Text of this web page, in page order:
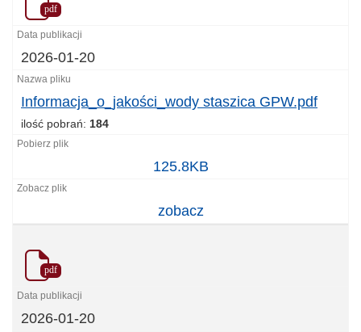
pdf
2026-01-20
Informacja_o_jakości_wody staszica GPW.pdf
ilość pobrań: 184
Informacja_o_jakości_wody
staszica
GPW.pdf
125.8KB
zobacz
pdf
2026-01-20